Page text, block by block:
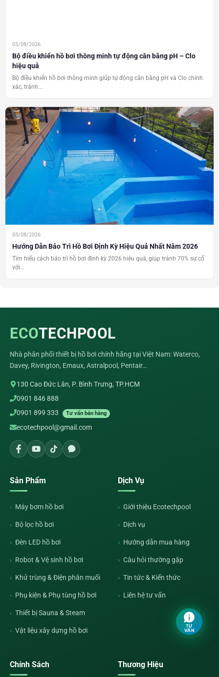
03/08/2026
Bộ điều khiển hồ bơi thông minh tự động cân bằng pH – Clo
hiệu quả
Bộ điều khiển hồ bơi thông minh giúp tự động cân bằng pH và Clo chính
xác, tránh...
03/08/2026
Hướng Dẫn Bảo Trì Hồ Bơi Định Kỳ Hiệu Quả Nhất Năm 2026
Tìm hiểu cách bảo trì hồ bơi định kỳ 2026 hiệu quả, giúp tránh 70% sự cố
với...
ECOTECHPOOL
Nhà phân phối thiết bị hồ bơi chính hãng tại Việt Nam: Waterco,
Davey, Rivington, Emaux, Astralpool, Pentair…
130 Cao Đức Lân, P. Bình Trưng, TP.HCM
0901 846 888
0901 899 333
Tư vấn bán hàng
ecotechpool@gmail.com
Sản Phẩm
Máy bơm hồ bơi
Bộ lọc hồ bơi
Đèn LED hồ bơi
Robot & Vệ sinh hồ bơi
Khử trùng & Điện phân muối
Phụ kiện & Phụ tùng hồ bơi
Thiết bị Sauna & Steam
Vật liệu xây dựng hồ bơi
Dịch Vụ
Giới thiệu Ecotechpool
Dịch vụ
Hướng dẫn mua hàng
Câu hỏi thường gặp
Tin tức & Kiến thức
Liên hệ tư vấn
Chính Sách Thương Hiệu
TƯ
VẤN